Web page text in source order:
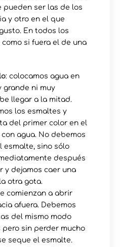
pueden ser las de los
y otro en el que
En todos los
si fuera el de una
: colocamos agua en
grande ni muy
llegar a la mitad.
los esmaltes y
del primer color en el
agua. No debemos
esmalte, sino sólo
después
y dejamos caer una
otra gota.
comienzan a abrir
afuera. Debemos
del mismo modo
sin perder mucho
seque el esmalte.